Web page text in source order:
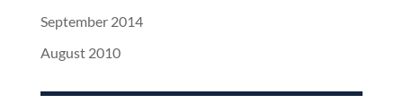
September 2014
August 2010